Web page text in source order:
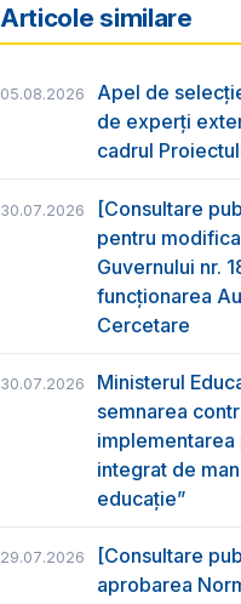
Articole similare
05.08.2026
Apel de
de experți
cadrul
30.07.2026
[Consultare
pentru
Guvernului nr.
funcţionarea
Cercetare
30.07.2026
Ministerul
semnarea
implementarea
integrat de
educație”
29.07.2026
[Consultare
aprobarea